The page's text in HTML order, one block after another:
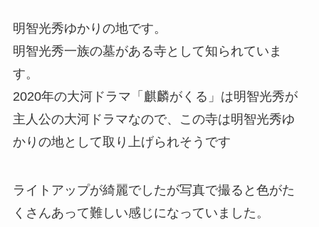
明智光秀ゆかりの地です。
明智光秀一族の墓がある寺として知られていま
す。
2020年の大河ドラマ「麒麟がくる」は明智光秀が
主人公の大河ドラマなので、この寺は明智光秀ゆ
かりの地として取り上げられそうです
ライトアップが綺麗でしたが写真で撮ると色がた
くさんあって難しい感じになっていました。